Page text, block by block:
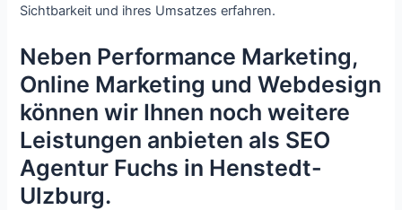
Sichtbarkeit und ihres Umsatzes erfahren.
Neben Performance Marketing,
Online Marketing und Webdesign
können wir Ihnen noch weitere
Leistungen anbieten als SEO
Agentur Fuchs in Henstedt-
Ulzburg.